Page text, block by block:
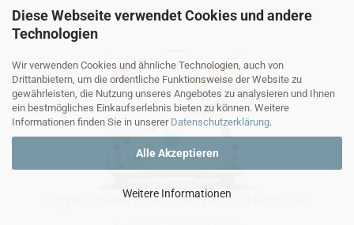
Diese Webseite verwendet Cookies und andere
Technologien
Wir verwenden Cookies und ähnliche Technologien, auch von
Drittanbietern, um die ordentliche Funktionsweise der Website zu
gewährleisten, die Nutzung unseres Angebotes zu analysieren und Ihnen
ein bestmögliches Einkaufserlebnis bieten zu können. Weitere
Informationen finden Sie in unserer Datenschutzerklärung.
Alle Akzeptieren
Weitere Informationen
Hippie Flower Power Blumenaufkleber Set